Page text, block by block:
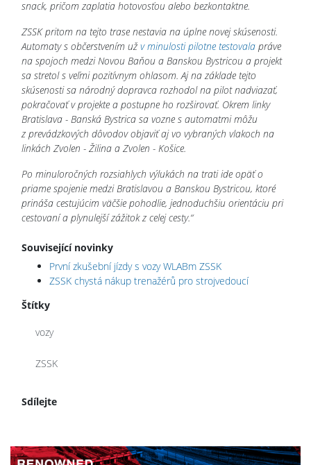
snack, pričom zaplatia hotovosťou alebo bezkontaktne.
ZSSK pritom na tejto trase nestavia na úplne novej skúsenosti.
Automaty s občerstvením už v minulosti pilotne testovala práve
na spojoch medzi Novou Baňou a Banskou Bystricou a projekt
sa stretol s veľmi pozitívnym ohlasom. Aj na základe tejto
skúsenosti sa národný dopravca rozhodol na pilot nadviazať,
pokračovať v projekte a postupne ho rozširovať. Okrem linky
Bratislava - Banská Bystrica sa vozne s automatmi môžu
z prevádzkových dôvodov objaviť aj vo vybraných vlakoch na
linkách Zvolen - Žilina a Zvolen - Košice.
Po minuloročných rozsiahlych výlukách na trati ide opäť o
priame spojenie medzi Bratislavou a Banskou Bystricou, ktoré
prináša cestujúcim väčšie pohodlie, jednoduchšiu orientáciu pri
cestovaní a plynulejší zážitok z celej cesty.“
Související novinky
První zkušební jízdy s vozy WLABm ZSSK
ZSSK chystá nákup trenažérů pro strojvedoucí
Štítky
vozy
ZSSK
Sdílejte